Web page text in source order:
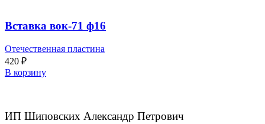
Вставка вок-71 ф16
Отечественная пластина
420 ₽
В корзину
ИП Шиповских Александр Петрович